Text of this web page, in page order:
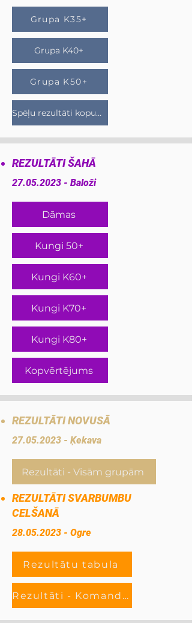
Grupa K35+
Grupa K40+
Grupa K50+
Spēļu rezultāti kopumā
REZULTĀTI ŠAHĀ
27.05.2023 - Baloži
Dāmas
Kungi 50+
Kungi K60+
Kungi K70+
Kungi K80+
Kopvērtējums
REZULTĀTI NOVUSĀ
27.05.2023 - Ķekava
Rezultāti - Visām grupām
REZULTĀTI SVARBUMBU
CELŠANĀ
28.05.2023 - Ogre
Rezultātu tabula
Rezultāti - Komandas